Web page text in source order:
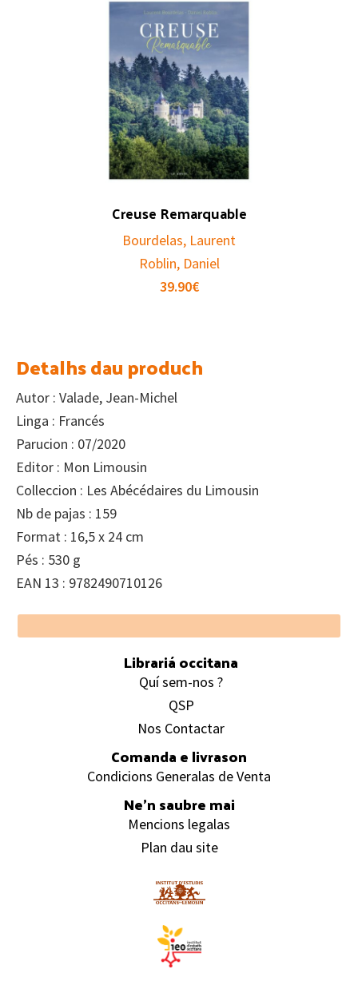
Creuse Remarquable
Bourdelas, Laurent
Roblin, Daniel
39.90€
Detalhs dau produch
Autor : Valade, Jean-Michel
Linga : Francés
Parucion : 07/2020
Editor : Mon Limousin
Colleccion : Les Abécédaires du Limousin
Nb de pajas : 159
Format : 16,5 x 24 cm
Pés : 530 g
EAN 13 : 9782490710126
Footer
Librariá occitana
Quí sem-nos ?
QSP
Nos Contactar
Comanda e livrason
Condicions Generalas de Venta
Ne’n saubre mai
Mencions legalas
Plan dau site